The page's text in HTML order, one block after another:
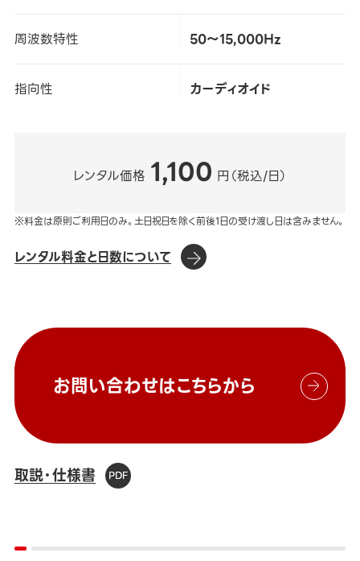
周波数特性 50～15,000Hz
指向性 カーディオイド
レンタル価格 1,100 円（税込/日）
※料金は原則ご利用日のみ。土日祝日を除く前後1日の受け渡し日は含みません。
レンタル料金と日数について
お問い合わせはこちらから
取説・仕様書